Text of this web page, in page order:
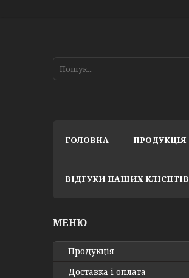
ГОЛОВНА ПРОДУКЦІЯ
ВІДГУКИ НАШИХ КЛІЄНТІВ
Продукція
Доставка і оплата